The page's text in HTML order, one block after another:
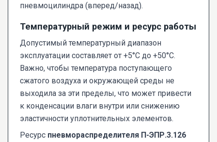
пневмоцилиндра (вперед/назад).
Температурный режим и ресурс работы
Допустимый температурный диапазон
эксплуатации составляет от +5°C до +50°C.
Важно, чтобы температура поступающего
сжатого воздуха и окружающей среды не
выходила за эти пределы, что может привести
к конденсации влаги внутри или снижению
эластичности уплотнительных элементов.
Ресурс пневмораспределителя П-ЭПР.3.126